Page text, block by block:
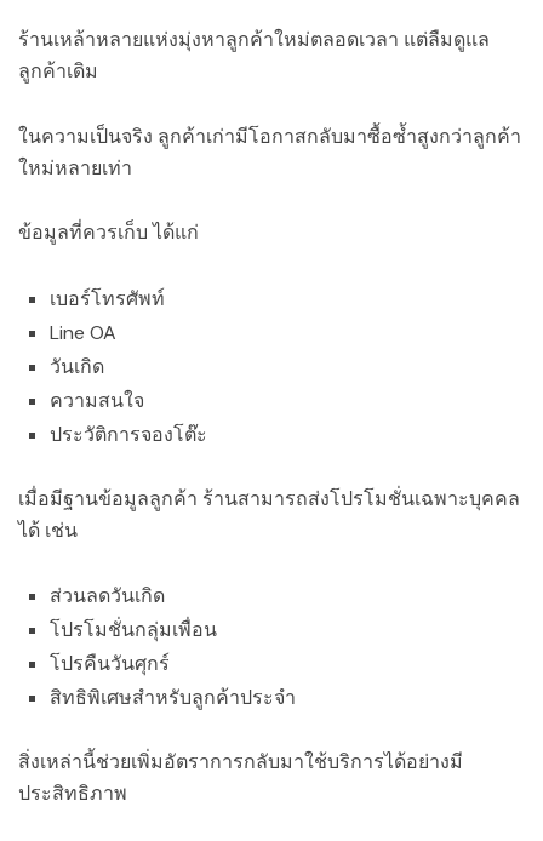
ร้านเหล้าหลายแห่งมุ่งหาลูกค้าใหม่ตลอดเวลา แต่ลืมดูแล
ลูกค้าเดิม
ในความเป็นจริง ลูกค้าเก่ามีโอกาสกลับมาซื้อซ้ำสูงกว่าลูกค้า
ใหม่หลายเท่า
ข้อมูลที่ควรเก็บ ได้แก่
เบอร์โทรศัพท์
Line OA
วันเกิด
ความสนใจ
ประวัติการจองโต๊ะ
เมื่อมีฐานข้อมูลลูกค้า ร้านสามารถส่งโปรโมชั่นเฉพาะบุคคล
ได้ เช่น
ส่วนลดวันเกิด
โปรโมชั่นกลุ่มเพื่อน
โปรคืนวันศุกร์
สิทธิพิเศษสำหรับลูกค้าประจำ
สิ่งเหล่านี้ช่วยเพิ่มอัตราการกลับมาใช้บริการได้อย่างมี
ประสิทธิภาพ